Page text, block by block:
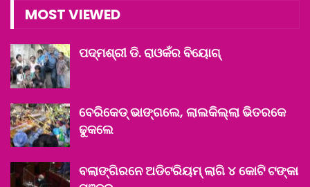
MOST VIEWED
ପଦ୍ମଶ୍ରୀ ଡି. ରାଓକଁର ବିୟୋଗ୍‌
ବେରିକେଡ୍ ଭାଙ୍ଗଲେ, ଲାଲକିଲ୍ଲା ଭିତରକେ
ଢୁକଲେ
ବଲାଙ୍ଗିରନେ ଅଡିଟରିୟମ୍ ଲାଗି ୪ କୋଟି ଟଙ୍କା